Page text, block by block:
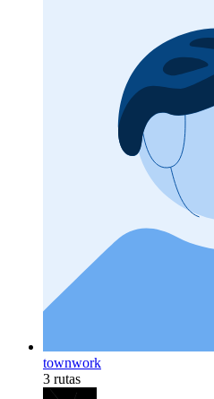
townwork
3 rutas